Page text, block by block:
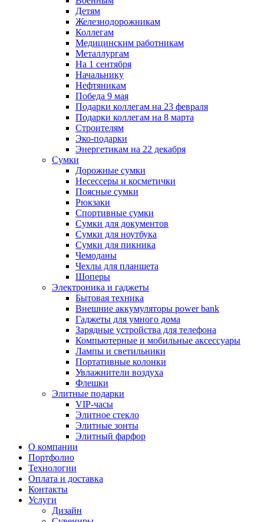
Детям
Железнодорожникам
Коллегам
Медицинским работникам
Металлургам
На 1 сентября
Начальнику
Нефтяникам
Победа 9 мая
Подарки коллегам на 23 февраля
Подарки коллегам на 8 марта
Строителям
Эко-подарки
Энергетикам на 22 декабря
Сумки
Дорожные сумки
Несессеры и косметички
Поясные сумки
Рюкзаки
Спортивные сумки
Сумки для документов
Сумки для ноутбука
Сумки для пикника
Чемоданы
Чехлы для планшета
Шоперы
Электроника и гаджеты
Бытовая техника
Внешние аккумуляторы power bank
Гаджеты для умного дома
Зарядные устройства для телефона
Компьютерные и мобильные аксессуары
Лампы и светильники
Портативные колонки
Увлажнители воздуха
Флешки
Элитные подарки
VIP-часы
Элитное стекло
Элитные зонты
Элитный фарфор
О компании
Портфолио
Технологии
Оплата и доставка
Контакты
Услуги
Дизайн